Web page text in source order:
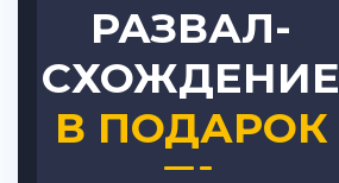
РАЗВАЛ-
СХОЖДЕНИЕ
В ПОДАРОК